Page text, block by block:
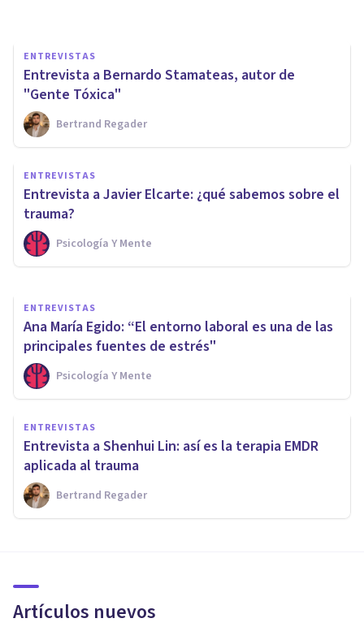
ENTREVISTAS
Entrevista a Bernardo Stamateas, autor de
"Gente Tóxica"
Bertrand Regader
ENTREVISTAS
Entrevista a Javier Elcarte: ¿qué sabemos sobre el
trauma?
Psicología Y Mente
ENTREVISTAS
Nacho Coller: 'Creí que al ser
psicólogo controlaría mi
depresión; qué error'
Psicología Y Mente
ENTREVISTAS
Ana María Egido: “El entorno laboral es una de las
principales fuentes de estrés"
Psicología Y Mente
ENTREVISTAS
Entrevista a Shenhui Lin: así es la terapia EMDR
aplicada al trauma
Bertrand Regader
Artículos nuevos